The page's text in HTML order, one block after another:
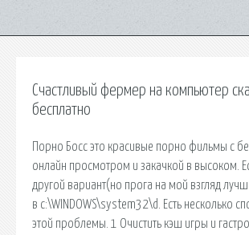
Счастливый фермер на компьютер
бесплатно
Порно Босс это красивые порно фильмы с
онлайн просмотром и закачкой в высоком.
другой вариант(но прога на мой взгляд
в c:\WINDOWS\system32\d. Есть несколько
этой проблемы. 1 Очистить кэш игры и